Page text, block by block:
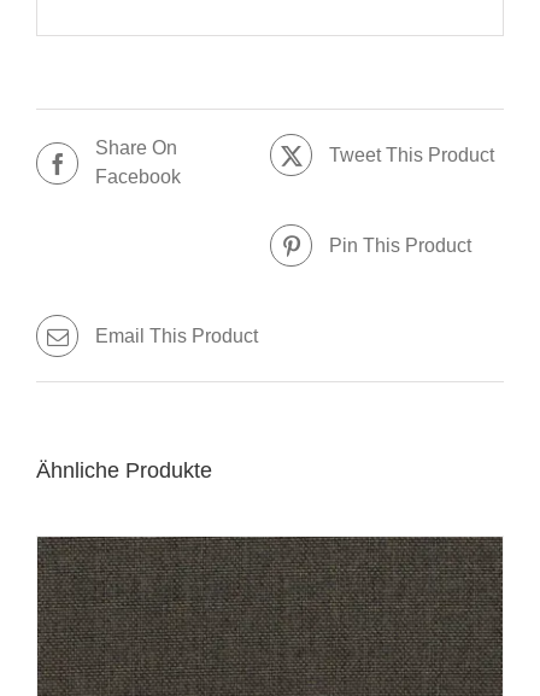
Share On
Facebook
Tweet This Product
Pin This Product
Email This Product
Ähnliche Produkte